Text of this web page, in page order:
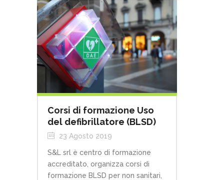
Corsi di formazione Uso
del defibrillatore (BLSD)
23 Agosto 2019
S&L srl è centro di formazione
accreditato, organizza corsi di
formazione BLSD per non sanitari,